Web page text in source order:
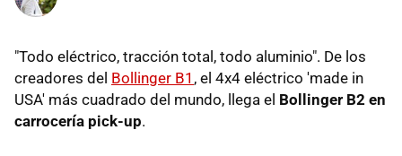
"Todo eléctrico, tracción total, todo aluminio". De los
creadores del Bollinger B1 , el 4x4 eléctrico 'made in
USA' más cuadrado del mundo, llega el Bollinger B2 en
carrocería pick-up.